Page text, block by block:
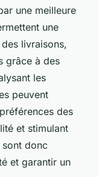
une meilleure
une
livraisons,
grâce à des
les
peuvent
des
et stimulant
sont donc
et garantir un